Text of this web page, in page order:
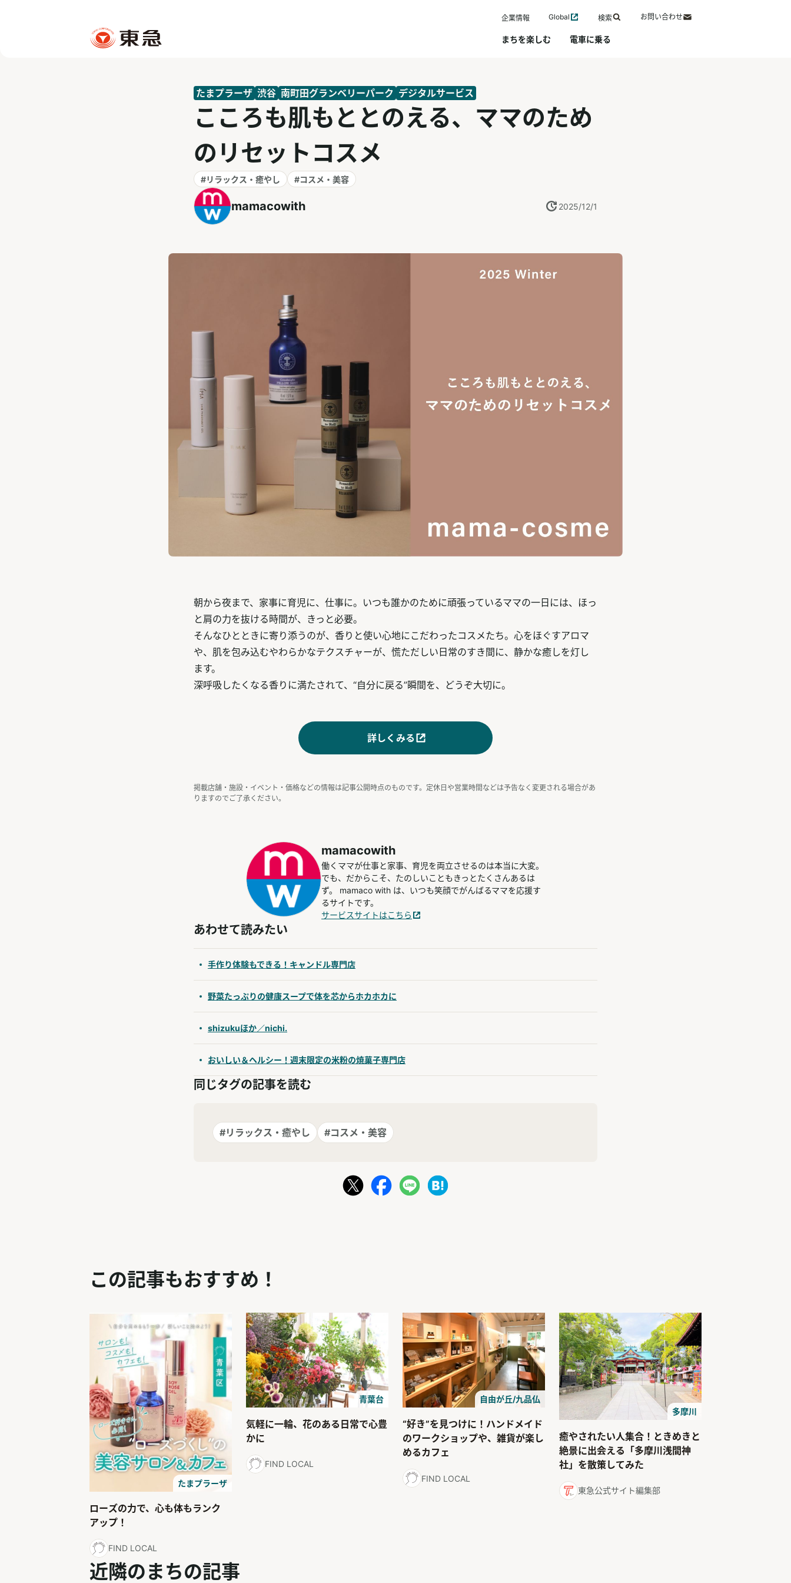
企業情報 Global 検索 お問い合わせ
まちを楽しむ 電車に乗る
たまプラーザ 渋谷 南町田グランベリーパーク デジタルサービス
こころも肌もととのえる、ママのため
のリセットコスメ
#リラックス・癒やし #コスメ・美容
mamacowith 2025/12/1
朝から夜まで、家事に育児に、仕事に。いつも誰かのために頑張っているママの一日には、ほっ
と肩の力を抜ける時間が、きっと必要。
そんなひとときに寄り添うのが、香りと使い心地にこだわったコスメたち。心をほぐすアロマ
や、肌を包み込むやわらかなテクスチャーが、慌ただしい日常のすき間に、静かな癒しを灯し
ます。
深呼吸したくなる香りに満たされて、“自分に戻る”瞬間を、どうぞ大切に。
詳しくみる
掲載店舗・施設・イベント・価格などの情報は記事公開時点のものです。定休日や営業時間などは予告なく変更される場合があ
りますのでご了承ください。
mamacowith
働くママが仕事と家事、育児を両立させるのは本当に大変。
でも、だからこそ、たのしいこともきっとたくさんあるは
ず。 mamaco with は、いつも笑顔でがんばるママを応援す
るサイトです。
サービスサイトはこちら
あわせて読みたい
手作り体験もできる！キャンドル専門店
野菜たっぷりの健康スープで体を芯からホカホカに
shizukuほか／nichi.
おいしい＆ヘルシー！週末限定の米粉の焼菓子専門店
同じタグの記事を読む
#リラックス・癒やし #コスメ・美容
この記事もおすすめ！
たまプラーザ
ローズの力で、心も体もランク
アップ！
FIND LOCAL
青葉台
気軽に一輪、花のある日常で心豊
かに
FIND LOCAL
自由が丘/九品仏
“好き”を見つけに！ハンドメイド
のワークショップや、雑貨が楽し
めるカフェ
FIND LOCAL
多摩川
癒やされたい人集合！ときめきと
絶景に出会える「多摩川浅間神
社」を散策してみた
東急公式サイト編集部
近隣のまちの記事